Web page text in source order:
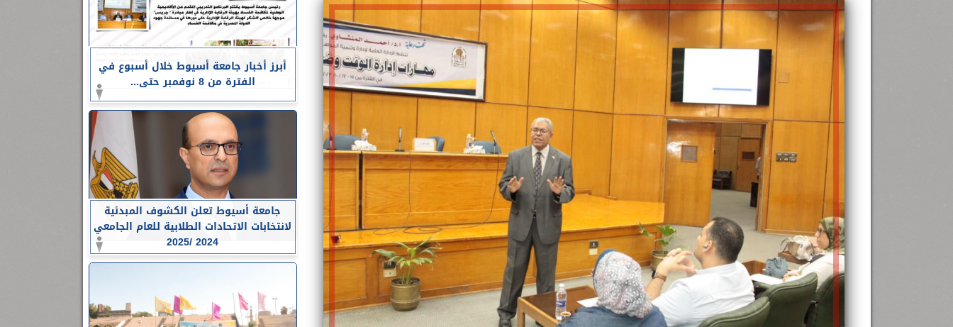
أبرز أخبار جامعة أسيوط خلال أسبوع في
الفترة من 8 نوفمبر حتى...
جامعة أسيوط تعلن الكشوف المبدئية
لانتخابات الاتحادات الطلابية للعام الجامعي
2024 /2025